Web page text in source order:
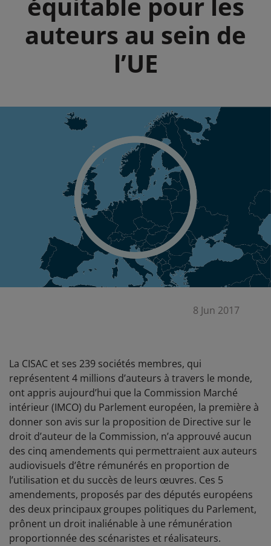
auteurs au sein de
l’UE
8 Jun 2017
La CISAC et ses 239 sociétés membres, qui
représentent 4 millions d’auteurs à travers le monde,
ont appris aujourd’hui que la Commission Marché
intérieur (IMCO) du Parlement européen, la première à
donner son avis sur la proposition de Directive sur le
droit d’auteur de la Commission, n’a approuvé aucun
des cinq amendements qui permettraient aux auteurs
audiovisuels d’être rémunérés en proportion de
l’utilisation et du succès de leurs œuvres. Ces 5
amendements, proposés par des députés européens
des deux principaux groupes politiques du Parlement,
prônent un droit inaliénable à une rémunération
proportionnée des scénaristes et réalisateurs.